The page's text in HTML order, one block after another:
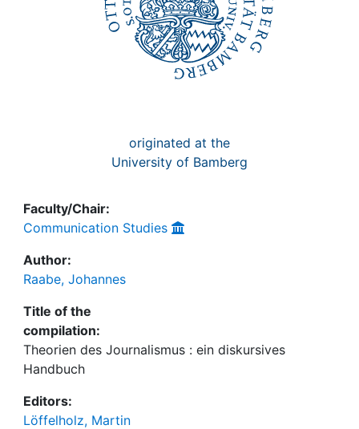
originated at the
University of Bamberg
Faculty/Chair:
Communication Studies
Author:
Raabe, Johannes
Title of the
compilation:
Theorien des Journalismus : ein diskursives
Handbuch
Editors:
Löffelholz, Martin